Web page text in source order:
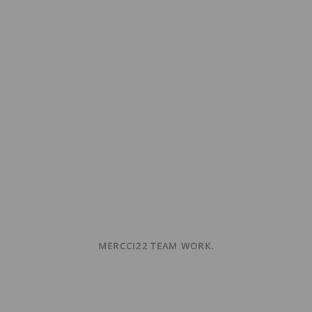
MERCCI22 TEAM WORK.